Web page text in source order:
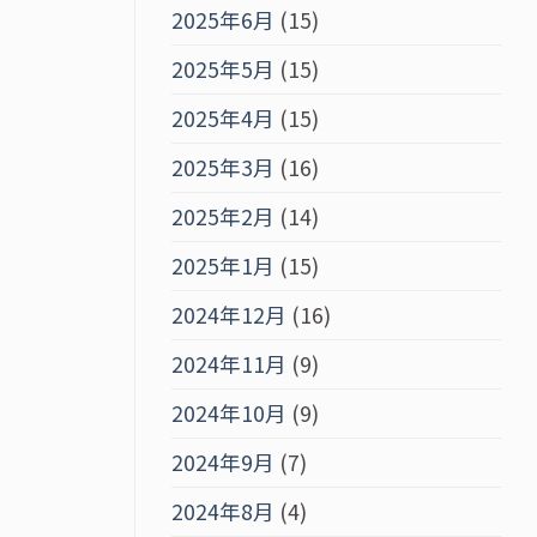
2025年6月 (15)
2025年5月 (15)
2025年4月 (15)
2025年3月 (16)
2025年2月 (14)
2025年1月 (15)
2024年12月 (16)
2024年11月 (9)
2024年10月 (9)
2024年9月 (7)
2024年8月 (4)